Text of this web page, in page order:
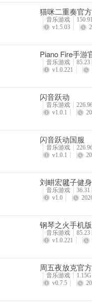
猫咪二重奏官
音乐游戏
v1.5.03
Piano Fire手游
音乐游戏
85.23
v1.0.221
闪音跃动
音乐游戏
v1.0.1
闪音跃动国服
音乐游戏
v1.0.1
刘畊宏毽子健
音乐游戏
36.31
v1.0
钢琴之火手机版
音乐游戏
85.23
v1.0.221
周五夜放克官
音乐游戏
1.15G
v0.7.5